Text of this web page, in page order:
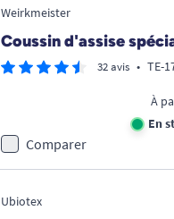
Weirkmeister
Coussin d'assise
32 avis • TE-
À
En
Comparer
Ubiotex